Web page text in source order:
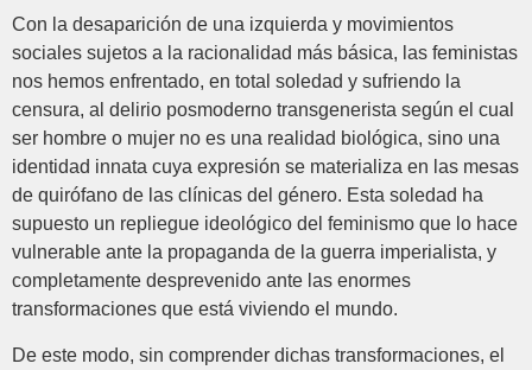
Con la desaparición de una izquierda y movimientos
sociales sujetos a la racionalidad más básica, las feministas
nos hemos enfrentado, en total soledad y sufriendo la
censura, al delirio posmoderno transgenerista según el cual
ser hombre o mujer no es una realidad biológica, sino una
identidad innata cuya expresión se materializa en las mesas
de quirófano de las clínicas del género. Esta soledad ha
supuesto un repliegue ideológico del feminismo que lo hace
vulnerable ante la propaganda de la guerra imperialista, y
completamente desprevenido ante las enormes
transformaciones que está viviendo el mundo.
De este modo, sin comprender dichas transformaciones, el